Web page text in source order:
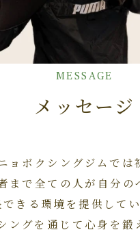
MESSAGE
メッセージ
ョボクシングジムでは
まで全ての人が自分の
できる環境を提供してい
ングを通じて心身を鍛